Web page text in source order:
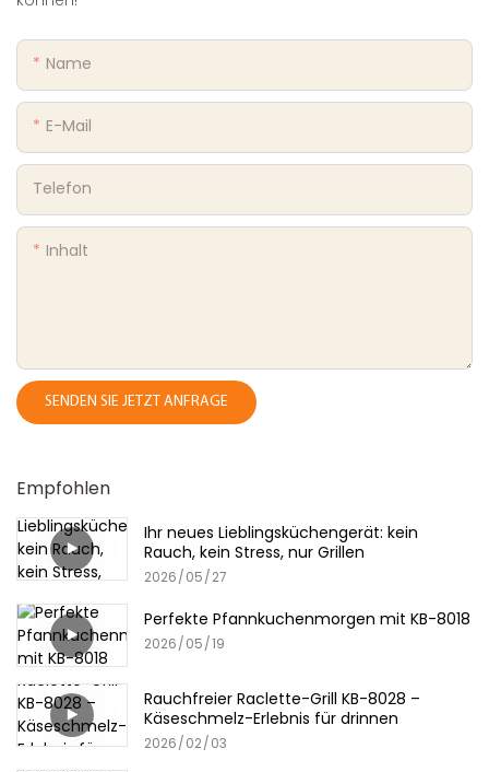
Name
E-Mail
Telefon
Inhalt
SENDEN SIE JETZT ANFRAGE
Empfohlen
Ihr neues Lieblingsküchengerät: kein
Rauch, kein Stress, nur Grillen
2026 05 27
Perfekte Pfannkuchenmorgen mit KB-8018
2026 05 19
Rauchfreier Raclette-Grill KB-8028 –
Käseschmelz-Erlebnis für drinnen
2026 02 03